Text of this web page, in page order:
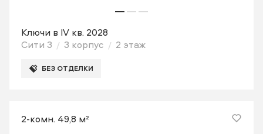
Ключи в IV кв. 2028
Сити 3
3 корпус 2 этаж
БЕЗ ОТДЕЛКИ
2-комн. 49,8 м²